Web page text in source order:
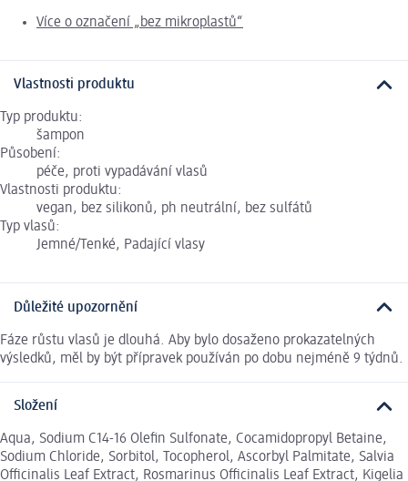
Více o označení „bez mikroplastů“
Vlastnosti produktu
Typ produktu:
šampon
Působení:
péče, proti vypadávání vlasů
Vlastnosti produktu:
vegan, bez silikonů, ph neutrální, bez sulfátů
Typ vlasů:
Jemné/Tenké, Padající vlasy
Důležité upozornění
Fáze růstu vlasů je dlouhá. Aby bylo dosaženo prokazatelných
výsledků, měl by být přípravek používán po dobu nejméně 9 týdnů.
Složení
Aqua, Sodium C14-16 Olefin Sulfonate, Cocamidopropyl Betaine,
Sodium Chloride, Sorbitol, Tocopherol, Ascorbyl Palmitate, Salvia
Officinalis Leaf Extract, Rosmarinus Officinalis Leaf Extract, Kigelia